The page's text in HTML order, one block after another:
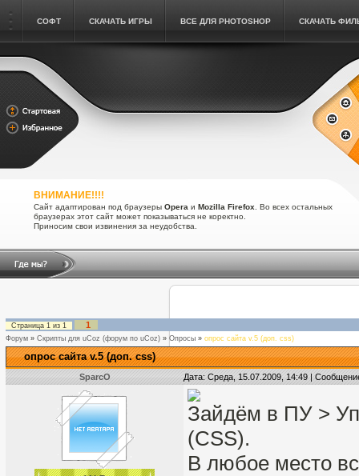
СОФТ СКАЧАТЬ ИГРЫ ВСЕ ДЛЯ PHOTOSHOP СКАЧАТЬ
ВНИМАНИЕ!!!!
Сайт адаптирован под браузеры Opera и Mozilla Firefox. Во всех остальных
браузерах этот сайт может показываться не коректно.
Приносим свои извинения за неудобства.
Страница 1 из 1 1
Форум » Скрипты для uCoz (форум по uCoz) » Опросы » опрос сайта v.5 (доп. css)
опрос сайта v.5 (доп. css)
SparcO Дата: Среда, 15.07.2009, 14:49 |
Зайдём в ПУ >
(CSS).
В любое место